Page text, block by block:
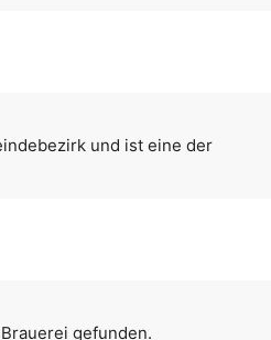
und ist eine der
gefunden.